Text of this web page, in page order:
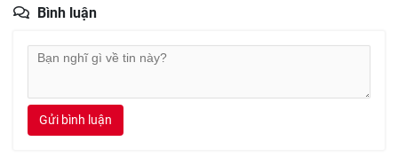
Bình luận
Gửi bình luận